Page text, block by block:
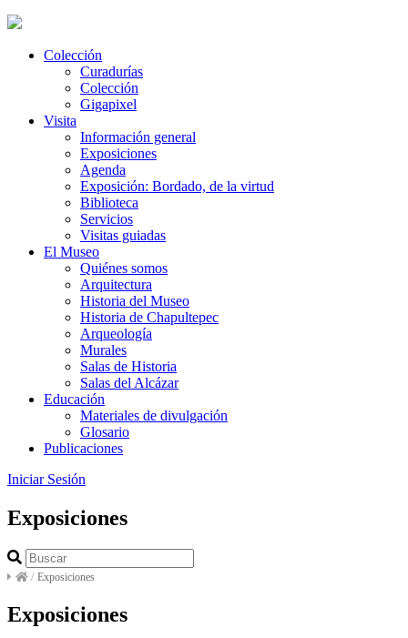
Colección
Curadurías
Colección
Gigapixel
Visita
Información general
Exposiciones
Agenda
Exposición: Bordado, de la virtud
Biblioteca
Servicios
Visitas guiadas
El Museo
Quiénes somos
Arquitectura
Historia del Museo
Historia de Chapultepec
Arqueología
Murales
Salas de Historia
Salas del Alcázar
Educación
Materiales de divulgación
Glosario
Publicaciones
Iniciar Sesión
Exposiciones
/ Exposiciones
Exposiciones